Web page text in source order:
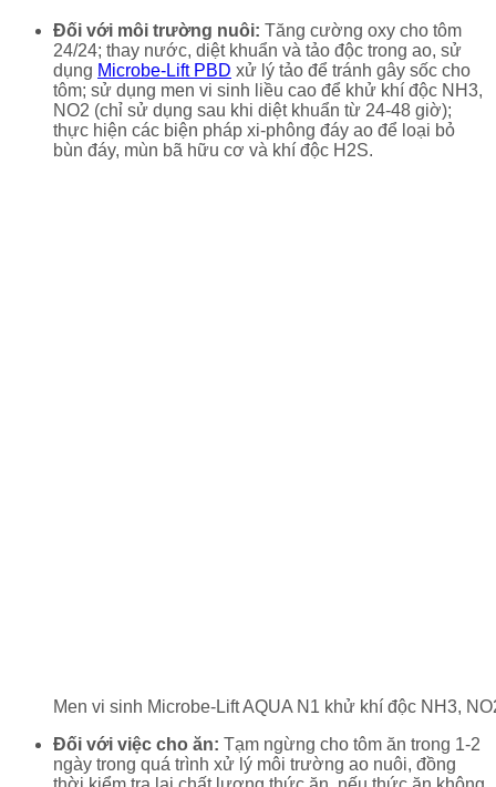
Đối với môi trường nuôi: Tăng cường oxy cho tôm
24/24; thay nước, diệt khuẩn và tảo độc trong ao, sử
dụng Microbe-Lift PBD xử lý tảo để tránh gây sốc cho
tôm; sử dụng men vi sinh liều cao để khử khí độc NH3,
NO2 (chỉ sử dụng sau khi diệt khuẩn từ 24-48 giờ);
thực hiện các biện pháp xi-phông đáy ao để loại bỏ
bùn đáy, mùn bã hữu cơ và khí độc H2S.
Men vi sinh Microbe-Lift AQUA N1 khử khí độc NH3,
Đối với việc cho ăn: Tạm ngừng cho tôm ăn trong 1-2
ngày trong quá trình xử lý môi trường ao nuôi, đồng